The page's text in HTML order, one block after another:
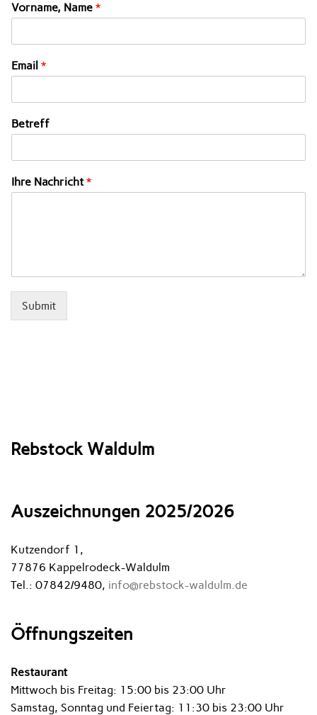
Vorname, Name *
Email *
Betreff
Ihre Nachricht*
Submit
Rebstock Waldulm
Auszeichnungen 2025/2026
Kutzendorf 1,
77876 Kappelrodeck-Waldulm
Tel.: 07842/9480, info@rebstock-waldulm.de
Öffnungszeiten
Restaurant
Mittwoch bis Freitag: 15:00 bis 23:00 Uhr
Samstag, Sonntag und Feiertag: 11:30 bis 23:00 Uhr